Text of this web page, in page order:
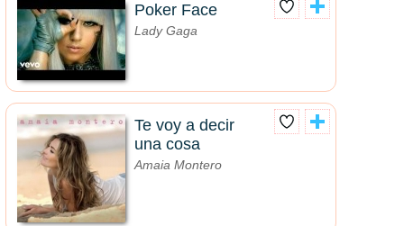
Poker Face
Lady Gaga
Te voy a decir
una cosa
Amaia Montero